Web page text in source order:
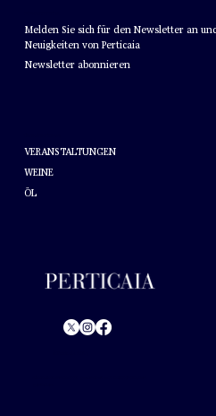
Melden Sie sich für den Newsletter an
Neuigkeiten von Perticaia
Newsletter abonnieren
VERANSTALTUNGEN
WEINE
ÖL